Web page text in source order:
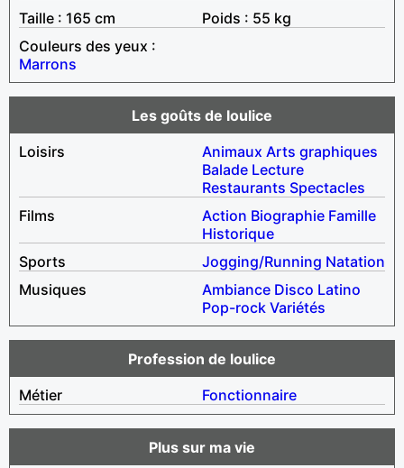
Taille : 165 cm
Poids : 55 kg
Couleurs des yeux :
Marrons
Les goûts de loulice
Loisirs
Animaux Arts graphiques
Balade Lecture
Restaurants Spectacles
Films
Action Biographie Famille
Historique
Sports
Jogging/Running Natation
Musiques
Ambiance Disco Latino
Pop-rock Variétés
Profession de loulice
Métier
Fonctionnaire
Plus sur ma vie